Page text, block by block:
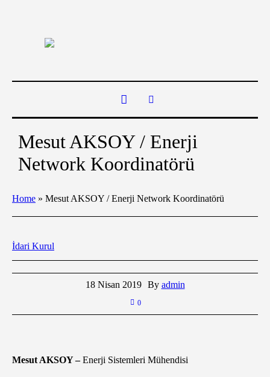
Mesut AKSOY / Enerji
Network Koordinatörü
Home » Mesut AKSOY / Enerji Network Koordinatörü
İdari Kurul
18 Nisan 2019 By admin
0
Mesut AKSOY –Enerji Sistemleri Mühendisi